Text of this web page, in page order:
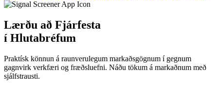
Lærðu að Fjárfesta
í Hlutabréfum
Praktísk könnun á raunverulegum markaðsgögnum í gegnum
gagnvirk verkfæri og fræðsluefni. Náðu tökum á markaðnum með
sjálfstrausti.